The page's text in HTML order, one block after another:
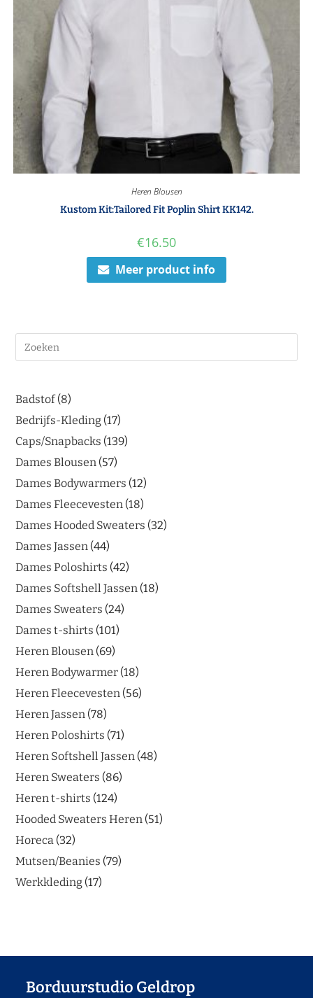
Heren Blousen
Kustom Kit:Tailored Fit Poplin Shirt KK142.
€16.50
Meer product info
Badstof 8
Bedrijfs-Kleding 17
Caps/Snapbacks 139
Dames Blousen 57
Dames Bodywarmers 12
Dames Fleecevesten 18
Dames Hooded Sweaters 32
Dames Jassen 44
Dames Poloshirts 42
Dames Softshell Jassen 18
Dames Sweaters 24
Dames t-shirts 101
Heren Blousen 69
Heren Bodywarmer 18
Heren Fleecevesten 56
Heren Jassen 78
Heren Poloshirts 71
Heren Softshell Jassen 48
Heren Sweaters 86
Heren t-shirts 124
Hooded Sweaters Heren 51
Horeca 32
Mutsen/Beanies 79
Werkkleding 17
Borduurstudio Geldrop